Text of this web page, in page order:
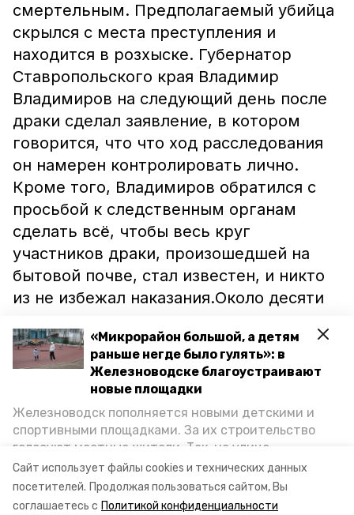
Сайт использует файлы cookies и технических данных
посетителей. Продолжая пользоваться сайтом, Вы
соглашаетесь с Политикой конфиденциальности
«Микрорайон большой, а детям
раньше негде было гулять»: в
Железноводске благоустраивают
новые площадки
Железноводск пополняется новыми детскими и
спортивными площадками. За их строительство
голосуют местные жители. Так, на улице
Октябрьской уже появилось современное
пространство для отдыха, а в Иноземцеве
приступили к возведению большой спортплощадки.
смертельным. Предполагаемый убийца
скрылся с места преступления и
находится в розхыске. Губернатор
Ставропольского края Владимир
Владимиров на следующий день после
драки сделал заявление, в котором
говорится, что что ход расследования
он намерен контролировать лично.
Кроме того, Владимиров обратился с
просьбой к следственным органам
сделать всё, чтобы весь круг
участников драки, произошедшей на
бытовой почве, стал известен, и никто
из не избежал наказания.Около десяти
доставлены в полицию. Губернатор
Владимиров настаивает на ужесточении
требований к безопасности в питейных
заведениях края.
губернатор владимиров